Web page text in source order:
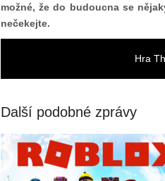
možné, že do budoucna se
nečekejte.
Hra
Další podobné zprávy